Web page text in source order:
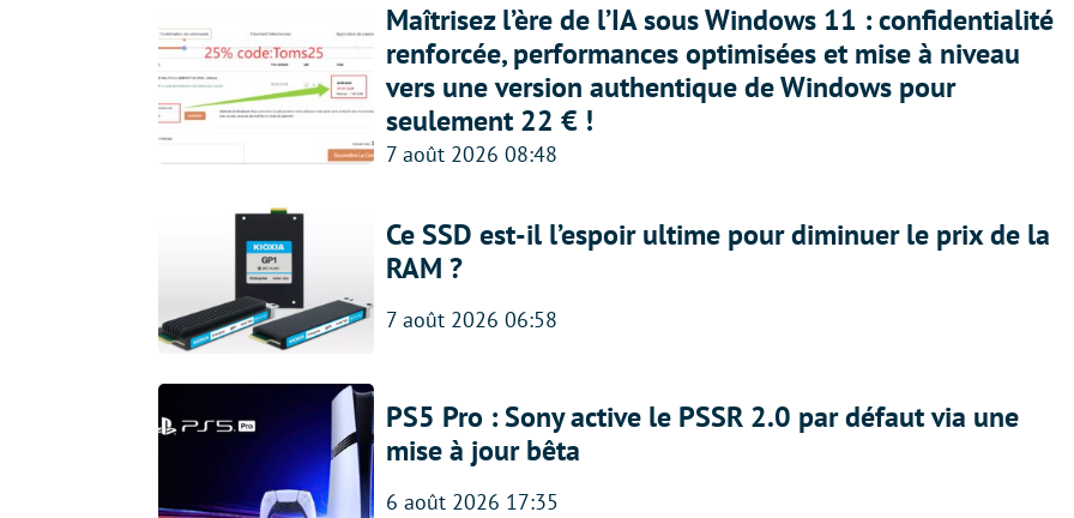
Maîtrisez l’ère de l’IA sous Windows 11 : confidentialité
renforcée, performances optimisées et mise à niveau
vers une version authentique de Windows pour
seulement 22 € !
7 août 2026 08:48
Ce SSD est-il l’espoir ultime pour diminuer le prix de la
RAM ?
7 août 2026 06:58
PS5 Pro : Sony active le PSSR 2.0 par défaut via une
mise à jour bêta
6 août 2026 17:35